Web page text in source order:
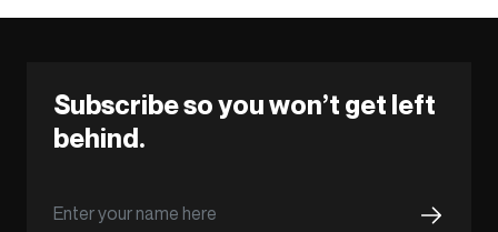
Subscribe so you won’t get left
behind.